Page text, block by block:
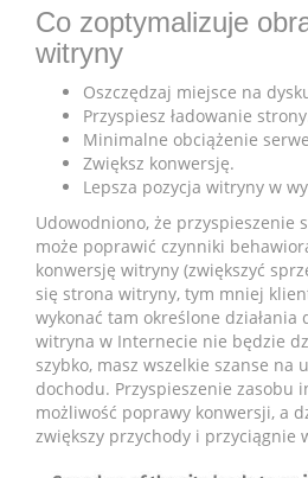
Co zoptymalizuje
witryny
Oszczędzaj miejsce na
Przyspiesz ładowanie
Minimalne obciążenie
Zwiększ konwersję.
Lepsza pozycja witryny w
Udowodniono, że przyspieszenie
może poprawić czynniki
konwersję witryny (zwiększyć
się strona witryny, tym mniej
wykonać tam określone działania
witryna w Internecie nie będzie
szybko, masz wszelkie szanse na
dochodu. Przyspieszenie zasobu
możliwość poprawy konwersji, a
zwiększy przychody i przyciągnie